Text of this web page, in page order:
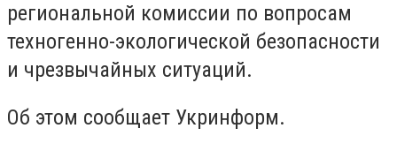
региональной комиссии по вопросам
техногенно-экологической безопасности
и чрезвычайных ситуаций.
Об этом сообщает Укринформ.